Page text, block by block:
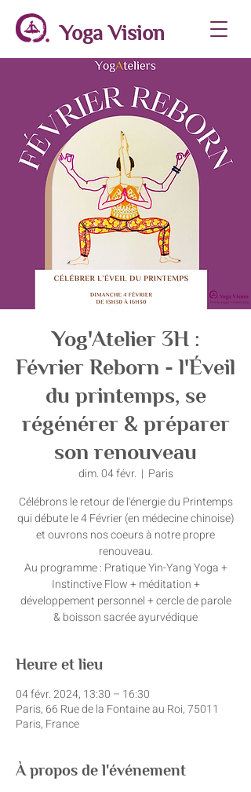
Yoga Vision
Yog'Atelier 3H :
Février Reborn - l'Éveil
du printemps, se
régénérer & préparer
son renouveau
dim. 04 févr.
  |
Paris
Célébrons le retour de l'énergie du Printemps
qui débute le 4 Février (en médecine chinoise)
et ouvrons nos coeurs à notre propre
renouveau.
Au programme : Pratique Yin-Yang Yoga +
Instinctive Flow + méditation +
développement personnel + cercle de parole
Heure et lieu
04 févr. 2024, 13:30 – 16:30
Paris, 66 Rue de la Fontaine au Roi, 75011
Paris, France
À propos de l'événement